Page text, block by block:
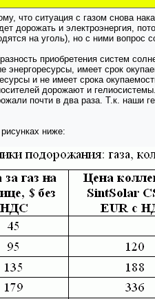
что ситуация с газом снова
дорожать и электроэнергия,
на уголь), но с ними вопрос
приобретения систем
энергоресурсы, имеет срок
и не имеет срока
дорожают и
почти в два раза. Т.к. наши
ниже: